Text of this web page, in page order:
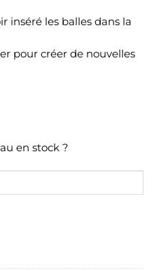
inséré les balles dans la
pour créer de nouvelles
en stock ?